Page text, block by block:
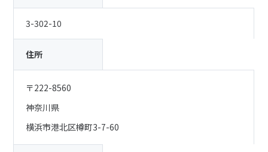
3-302-10
住所
〒222-8560
神奈川県
横浜市港北区樽町3-7-60